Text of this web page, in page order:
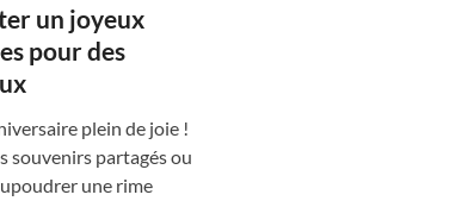
un joyeux
pour des
plein de joie !
souvenirs partagés ou
une rime